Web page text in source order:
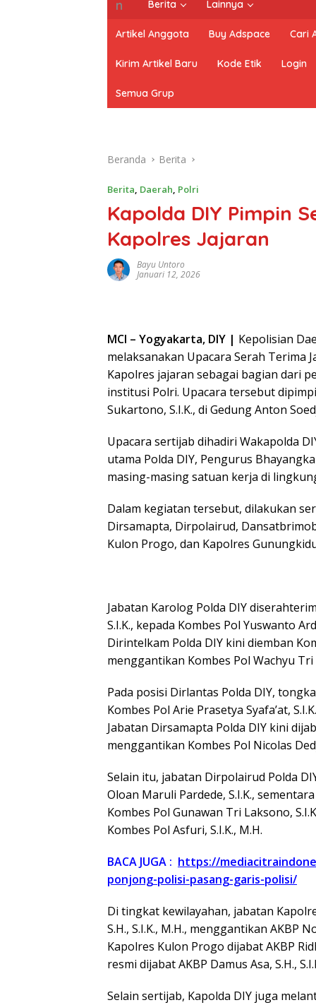
Berita Lainnya
Artikel Anggota Buy Adspace Cari
Kirim Artikel Baru Kode Etik Login
Semua Grup
Beranda Berita
Berita, Daerah, Polri
Kapolda DIY Pimpin
Kapolres Jajaran
Bayu Untoro
Januari 12, 2026
MCI – Yogyakarta, DIY | Kepolisian
melaksanakan Upacara Serah Terima
Kapolres jajaran sebagai bagian dari
institusi Polri. Upacara tersebut
Sukartono, S.I.K., di Gedung Anton
Upacara sertijab dihadiri Wakapolda
utama Polda DIY, Pengurus
masing-masing satuan kerja di
Dalam kegiatan tersebut, dilakukan
Dirsamapta, Dirpolairud,
Kulon Progo, dan Kapolres
Jabatan Karolog Polda DIY
S.I.K., kepada Kombes Pol Yuswanto
Dirintelkam Polda DIY kini diemban
menggantikan Kombes Pol Wachyu Tri
Pada posisi Dirlantas Polda DIY,
Kombes Pol Arie Prasetya Syafa’at,
Jabatan Dirsamapta Polda DIY kini
menggantikan Kombes Pol Nicolas
Selain itu, jabatan Dirpolairud Polda
Oloan Maruli Pardede, S.I.K.,
Kombes Pol Gunawan Tri Laksono,
Kombes Pol Asfuri, S.I.K., M.H.
BACA JUGA : https://
ponjong-polisi-pasang-garis-polisi/
Di tingkat kewilayahan, jabatan
S.H., S.I.K., M.H., menggantikan AKBP
Kapolres Kulon Progo dijabat AKBP
resmi dijabat AKBP Damus Asa, S.H.,
Selain sertijab, Kapolda DIY juga